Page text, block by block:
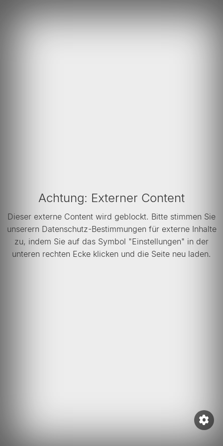
Achtung: Externer Content
Dieser externe Content wird geblockt. Bitte stimmen Sie
unserern Datenschutz-Bestimmungen für externe Inhalte
zu, indem Sie auf das Symbol "Einstellungen" in der
unteren rechten Ecke klicken und die Seite neu laden.